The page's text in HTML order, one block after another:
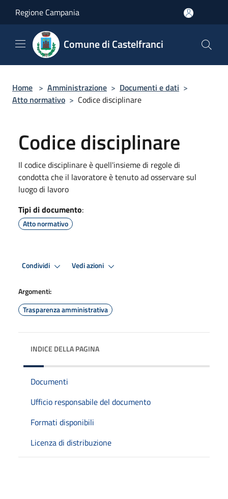
Regione Campania
Comune di Castelfranci
Home > Amministrazione > Documenti e dati >
Atto normativo > Codice disciplinare
Codice disciplinare
Il codice disciplinare è quell'insieme di regole di
condotta che il lavoratore è tenuto ad osservare sul
luogo di lavoro
Tipi di documento:
Atto normativo
Condividi Vedi azioni
Argomenti:
Trasparenza amministrativa
INDICE DELLA PAGINA
Documenti
Ufficio responsabile del documento
Formati disponibili
Licenza di distribuzione